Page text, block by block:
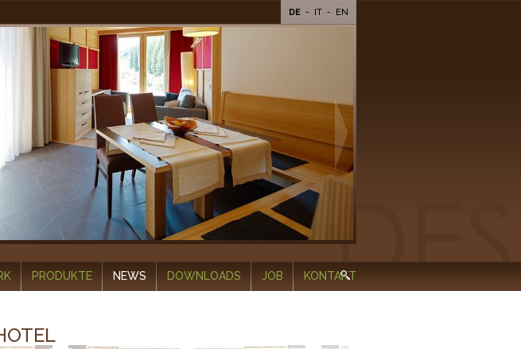
DE - IT - EN
PRODUKTE NEWS DOWNLOADS JOB KONTAKT